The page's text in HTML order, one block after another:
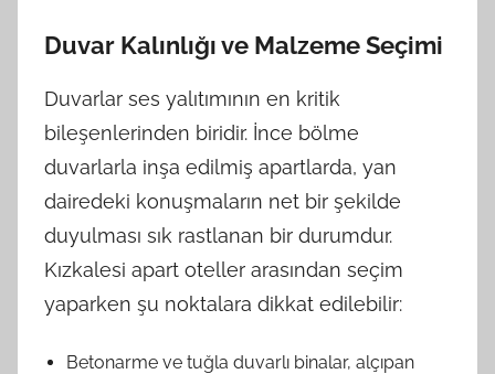
Duvar Kalınlığı ve Malzeme Seçimi
Duvarlar ses yalıtımının en kritik
bileşenlerinden biridir. İnce bölme
duvarlarla inşa edilmiş apartlarda, yan
dairedeki konuşmaların net bir şekilde
duyulması sık rastlanan bir durumdur.
Kızkalesi apart oteller arasından seçim
yaparken şu noktalara dikkat edilebilir:
Betonarme ve tuğla duvarlı binalar, alçıpan